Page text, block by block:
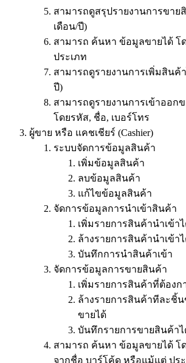
สามารถดูสรุปรายงานการขาย
เดือน/ปี)
สามารถ ค้นหา ข้อมูลขายได้ โ
ประเภท
สามารถดูรายงานการเพิ่มสินค้
ปี)
สามารถดูรายงานการเข้าออก
โดยรหัส, ชื่อ, เบอร์โทร
ผู้ขาย หรือ แคชเชียร์ (Cashier)
ระบบจัดการข้อมูลสินค้า
เพิ่มข้อมูลสินค้า
ลบข้อมูลสินค้า
แก้ไขข้อมูลสินค้า
จัดการข้อมูลการนำเข้าสินค้า
เพิ่มรายการสินค้านำเข้า
ล้างรายการสินค้านำเข้า
บันทึกการนำสินค้าเข้า
จัดการข้อมูลการขายสินค้า
เพิ่มรายการสินค้าที่ต้องก
ล้างรายการสินค้าทีละชิ้
ขายได้
บันทึกรายการขายสินค้าไ
สามารถ ค้นหา ข้อมูลขายได้ โ
จากชื่อ บาร์โค้ด หรือแม้แต่ ปร